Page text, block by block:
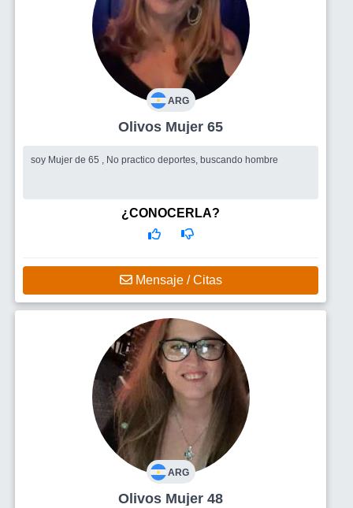
ARG
Olivos Mujer 65
soy Mujer de 65 , No practico deportes, buscando hombre
¿CONOCERLA?
Mensaje / Citas
ARG
Olivos Mujer 48